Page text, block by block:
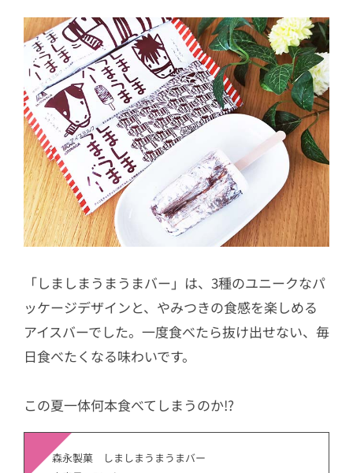
「しましまうまうまバー」は、3種のユニークなパ
ッケージデザインと、やみつきの食感を楽しめる
アイスバーでした。一度食べたら抜け出せない、毎
日食べたくなる味わいです。
この夏一体何本食べてしまうのか!?
森永製菓 しましまうまうまバー